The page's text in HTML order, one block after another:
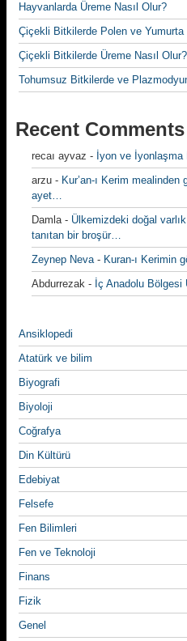
Hayvanlarda Üreme Nasıl Olur?
Çiçekli Bitkilerde Polen ve Yumurta
Çiçekli Bitkilerde Üreme Nasıl Olur?
Tohumsuz Bitkilerde ve
Recent Comments
recaı ayvaz - İyon ve İyonlaşma
arzu - Kur’an-ı Kerim
ayet…
Damla- Ülkemizdeki doğal
tanıtan bir broşür…
Zeynep Neva- Kuran-ı Kerimin
Abdurrezak - İç Anadolu Bölgesi
Ansiklopedi
Atatürk ve bilim
Biyografi
Biyoloji
Coğrafya
Din Kültürü
Edebiyat
Felsefe
Fen Bilimleri
Fen ve Teknoloji
Finans
Fizik
Genel